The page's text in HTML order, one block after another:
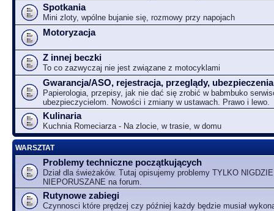
Spotkania
Mini zloty, wpólne bujanie się, rozmowy przy napojach
Motoryzacja
Z innej beczki
To co zazwyczaj nie jest związane z motocyklami
Gwarancja/ASO, rejestracja, przeglądy,
Papierologia, przepisy, jak nie dać się zrobić w babmbuko
ubezpieczycielom. Nowości i zmiany w ustawach. Prawo i lewo.
Kulinaria
Kuchnia Romeciarza - Na zlocie, w trasie, w domu
WARSZTAT
Problemy techniczne początkujących
Dział dla świeżaków. Tutaj opisujemy problemy TYLKO NIGDZIE
NIEPORUSZANE na forum.
Rutynowe zabiegi
Czynnosci które prędzej czy później każdy będzie musiał